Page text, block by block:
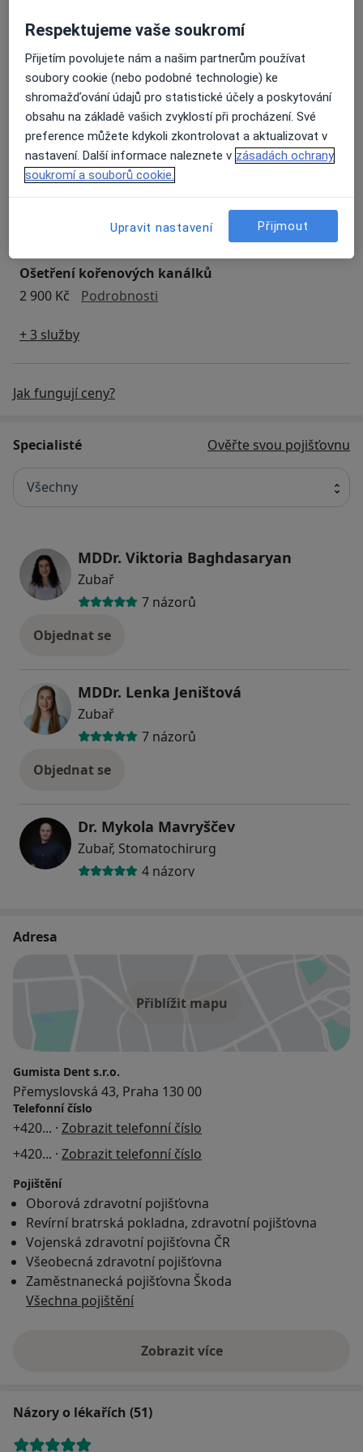
Preventivní prohlídky
Podrobnosti preventivní prohlídky
Implantáty
15 000 Kč
Podrobnostiimplantáty
Podrobnostizirkoniové korunky
Ošetření kořenových kanálků
2 900 Kč
Podrobnosti
+ 3 služby
Jak fungují ceny?
Specialisté Ověřte svou pojišťovnu
Všechny
MDDr. Viktoria Baghdasaryan
Zubař
7 názorů
Objednat se
MDDr. Lenka Jeništová
Zubař
7 názorů
Objednat se
Dr. Mykola Mavryščev
Zubař, Stomatochirurg
4 názory
Adresa
Přiblížit mapu
Gumista Dent s.r.o.
Přemyslovská 43, Praha 130 00
Telefonní číslo
+420... · Zobrazit telefonní číslo
+420... · Zobrazit telefonní číslo
Pojištění
Oborová zdravotní pojišťovna
Revírní bratrská pokladna, zdravotní pojišťovna
Vojenská zdravotní pojišťovna ČR
Všeobecná zdravotní pojišťovna
Zaměstnanecká pojišťovna Škoda
Všechna pojištění
Zobrazit více
Názory o lékařích (51)
Respektujeme vaše soukromí
Přijetím povolujete nám a našim partnerům používat
soubory cookie (nebo podobné technologie) ke
shromažďování údajů pro statistické účely a poskytování
obsahu na základě vašich zvyklostí při procházení. Své
preference můžete kdykoli zkontrolovat a aktualizovat v
nastavení. Další informace naleznete v zásadách ochrany
soukromí a souborů cookie.
Upravit nastavení Přijmout